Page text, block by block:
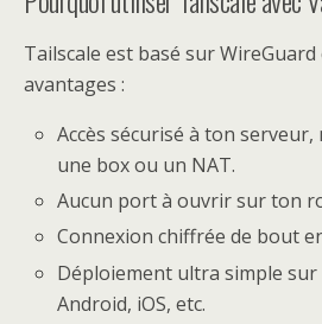
Tailscale est basé sur
avantages :
Accès sécurisé à ton
une box ou un NAT.
Aucun port à ouvrir sur ton
Connexion chiffrée de bout
Déploiement ultra simple sur
Android, iOS, etc.